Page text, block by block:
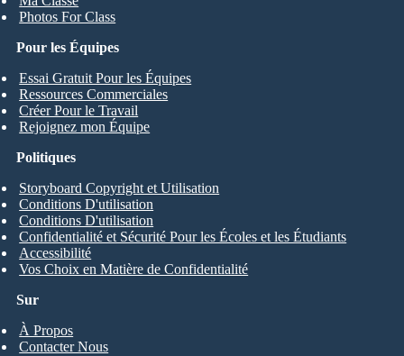
Photos For Class
Pour les Équipes
Essai Gratuit Pour les Équipes
Ressources Commerciales
Créer Pour le Travail
Rejoignez mon Équipe
Sur
À Propos
Contacter Nous
Politiques
Storyboard Copyright et Utilisation
Conditions D'utilisation
Conditions D'utilisation
Confidentialité et Sécurité Pour les Écoles et les Étudiants
Accessibilité
Vos Choix en Matière de Confidentialité